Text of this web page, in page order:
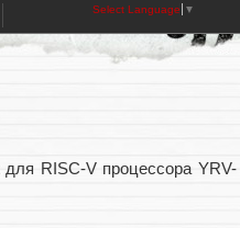
Select Language ▼
RISC-V процессора YRV-